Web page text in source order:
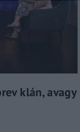
klán, avagy